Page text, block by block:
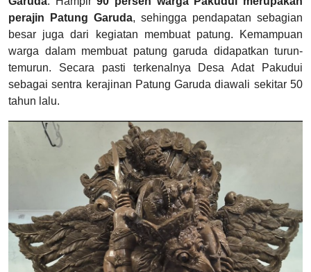
perajin Patung Garuda, sehingga pendapatan sebagian
besar juga dari kegiatan membuat patung. Kemampuan
warga dalam membuat patung garuda didapatkan turun-
temurun. Secara pasti terkenalnya Desa Adat Pakudui
sebagai sentra kerajinan Patung Garuda diawali sekitar 50
tahun lalu.